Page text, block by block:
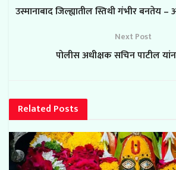
उस्मानाबाद जिल्ह्यातील स्तिथी गंभीर बनतेय
Next Post
पोलीस अधीक्षक सचिन पाटील
Related Posts